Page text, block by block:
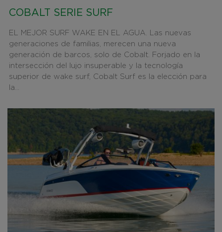
COBALT SERIE SURF
EL MEJOR SURF WAKE EN EL AGUA. Las nuevas
generaciones de familias, merecen una nueva
generación de barcos, solo de Cobalt. Forjado en la
intersección del lujo insuperable y la tecnología
superior de wake surf, Cobalt Surf es la elección para
la...